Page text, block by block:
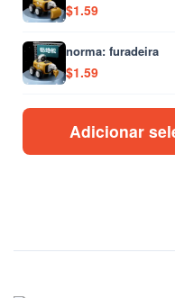
$1.59
norma: furadeira
$1.59
Adicionar